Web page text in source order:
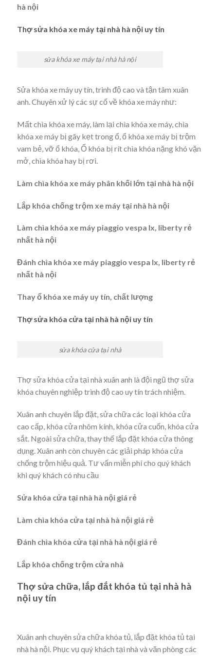
hà nội
Thợ sửa khóa xe máy tại nhà hà nội uy tín
sửa khóa xe máy tại nhà hà nội
Sửa khóa xe máy uy tín, trình độ cao và tận tâm xuân
anh. Chuyên xử lý các sự cố về khóa xe máy như:
Mất chìa khóa xe máy, làm lại chìa khóa xe máy, chìa
khóa xe máy bị gãy kẹt trong ổ, ổ khóa xe máy bị trộm
vam bẻ, vỡ ổ khóa, Ổ khóa bị rít chìa khóa nặng khó vặn
mở, chìa khóa hay bị rơi.
Làm chìa khóa xe máy phân khối lớn tại nhà hà nội
Lắp khóa chống trộm xe máy tại nhà hà nội
Làm chìa khóa xe máy piaggio vespa lx, liberty rẻ
nhất hà nội
Đánh chìa khóa xe máy piaggio vespa lx, liberty rẻ
nhất hà nội
Thay ổ khóa xe máy uy tín, chất lượng
Thợ sửa khóa cửa tại nhà hà nội uy tín
sửa khóa cửa tại nhà
Thợ sửa khóa cửa tại nhà xuân anh là đội ngũ thợ sửa
khóa chuyên nghiệp trình độ cao uy tín trách nhiệm.
Xuân anh chuyên lắp đặt, sửa chữa các loại khóa cửa
cao cấp, khóa cửa nhôm kính, khóa cửa cuốn, khóa cửa
sắt. Ngoài sửa chữa, thay thế lắp đặt khóa cửa thông
dụng. Xuân anh còn chuyên các giải pháp khóa cửa
chống trộm hiệu quả. Tư vấn miễn phí cho quý khách
khi quý khách có nhu cầu
Sửa khóa cửa tại nhà hà nội giá rẻ
Làm chìa khóa cửa tại nhà hà nội giá rẻ
Đánh chìa khóa cửa tại nhà hà nội giá rẻ
Lắp khóa chống trộm cửa nhà
Thợ sửa chữa, lắp đắt khóa tủ tại nhà hà
nội uy tín
Xuân anh chuyên sửa chữa khóa tủ, lắp đặt khóa tủ tại
nhà hà nội. Phục vụ quý khách tại nhà và văn phòng các